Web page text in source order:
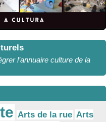
l’annuaire culture de la
Arts de la rue Arts